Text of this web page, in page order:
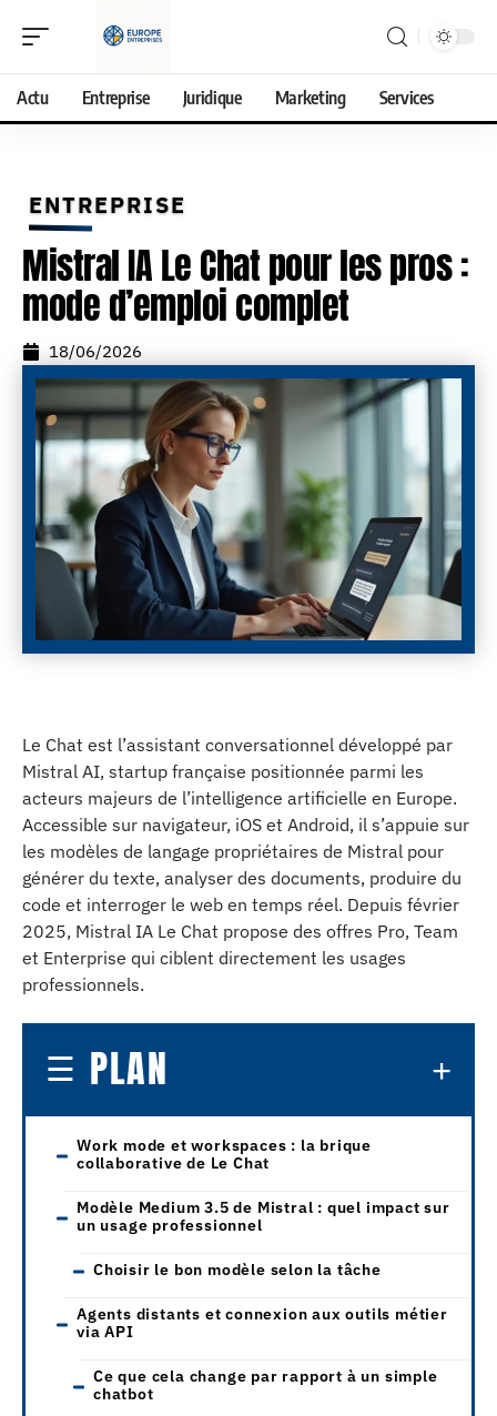
Actu Entreprise Juridique Marketing Services
ENTREPRISE
Mistral IA Le Chat pour les pros :
mode d’emploi complet
18/06/2026
Le Chat est l’assistant conversationnel développé par
Mistral AI, startup française positionnée parmi les
acteurs majeurs de l’intelligence artificielle en Europe.
Accessible sur navigateur, iOS et Android, il s’appuie sur
les modèles de langage propriétaires de Mistral pour
générer du texte, analyser des documents, produire du
code et interroger le web en temps réel. Depuis février
2025, Mistral IA Le Chat propose des offres Pro, Team
et Enterprise qui ciblent directement les usages
professionnels.
PLAN
Work mode et workspaces : la brique
collaborative de Le Chat
Modèle Medium 3.5 de Mistral : quel impact sur
un usage professionnel
Choisir le bon modèle selon la tâche
Agents distants et connexion aux outils métier
via API
Ce que cela change par rapport à un simple
chatbot